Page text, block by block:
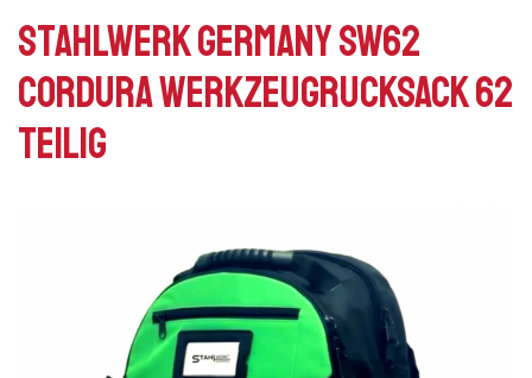
Stahlwerk Germany SW62
Cordura Werkzeugrucksack 62
teilig